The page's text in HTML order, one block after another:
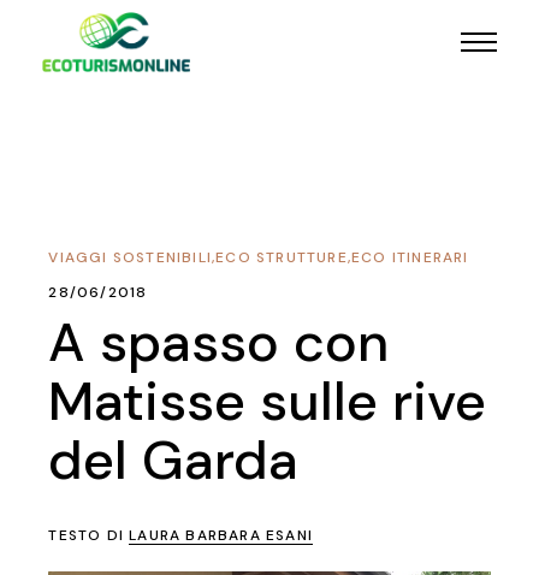
ECO ITINERARI
,
ECO STRUTTURE
,
VIAGGI SOSTENIBILI
28/06/2018
A spasso con
Matisse sulle rive
del Garda
TESTO DILAURA BARBARA ESANI